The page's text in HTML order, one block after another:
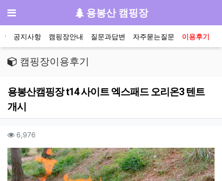
메뉴 용봉산 캠핑장
메인 메뉴
공지사항 캠핑장안내 질문과답변 자주묻는질문 이용후기
캠핑장이용후기
용봉산캠핑장 t14 사이트 엑스패드 오리온3 텐트
개시
작성자 정보
컨텐츠 정보
6,976
본문